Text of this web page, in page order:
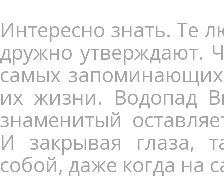
Интересно знать. Те
дружно утверждают.
самых
их жизни. Водопад
знаменитый
И закрывая глаза,
собой, даже когда на